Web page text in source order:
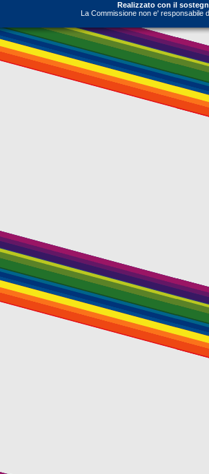
Realizzato con il
La Commissione non e' responsabile